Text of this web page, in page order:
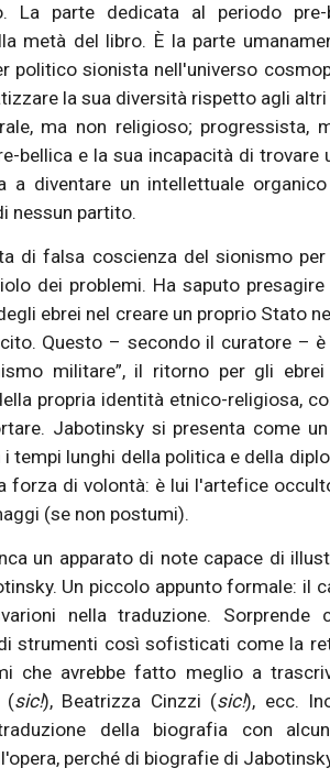
La parte dedicata al periodo pre-
metà del libro. È la parte
politico sionista nell'universo
la sua diversità rispetto agli
ma non religioso; progressista,
bellica e la sua incapacità di trovare
a diventare un intellettuale
nessun partito.
di falsa coscienza del sionismo
dei problemi. Ha saputo
ebrei nel creare un proprio Stato
Questo – secondo il curatore –
militare”, il ritorno per gli
propria identità etnico-religiosa,
Jabotinsky si presenta come
lunghi della politica e della
forza di volontà: è lui l'artefice
(se non postumi).
un apparato di note capace di
Un piccolo appunto formale: il
nella traduzione. Sorprende
strumenti così sofisticati come la
che avrebbe fatto meglio a
(sic!), Beatrizza Cinzzi (sic!), ecc.
della biografia con
perché di biografie di